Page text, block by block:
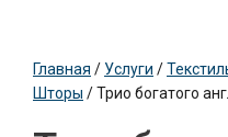
Главная / Услуги /
Шторы /Трио богатого